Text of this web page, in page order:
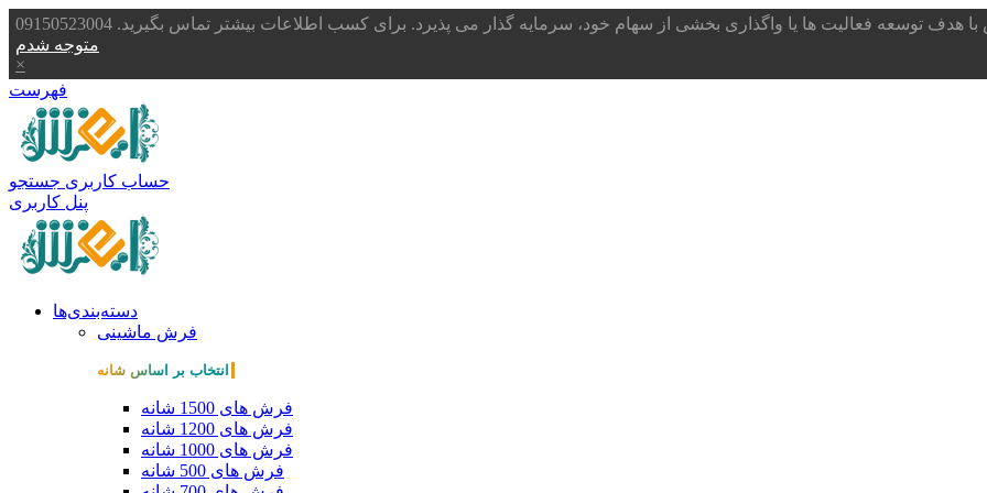
با هدف توسعه فعالیت ها یا واگذاری بخشی از سهام خود، سرمایه گذار می پذیرد. برای کسب اطلاعات بیشتر تماس بگیرید. 09150523004
متوجه شدم
×
فهرست
حساب کاربری جستجو
پنل کاربری
دسته‌بندی‌ها
فرش ماشینی
انتخاب بر اساس شانه
فرش های 1500 شانه
فرش های 1200 شانه
فرش های 1000 شانه
فرش های 500 شانه